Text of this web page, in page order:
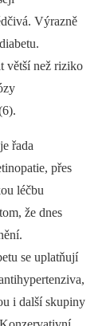
Výrazně
větší než riziko
řada
přes
léčbu
že dnes
se uplatňují
i další skupiny